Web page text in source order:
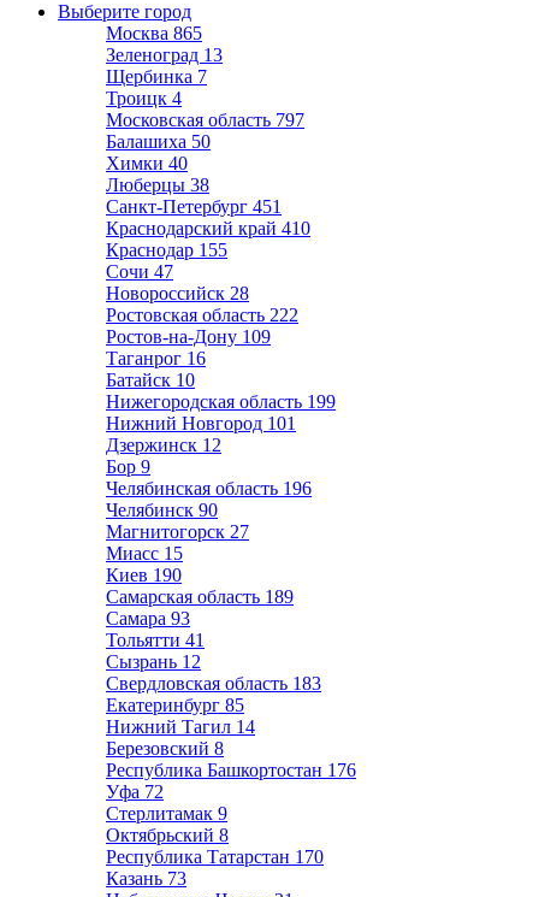
Выберите город
Москва 865
Зеленоград 13
Щербинка 7
Троицк 4
Московская область 797
Балашиха 50
Химки 40
Люберцы 38
Санкт-Петербург 451
Краснодарский край 410
Краснодар 155
Сочи 47
Новороссийск 28
Ростовская область 222
Ростов-на-Дону 109
Таганрог 16
Батайск 10
Нижегородская область 199
Нижний Новгород 101
Дзержинск 12
Бор 9
Челябинская область 196
Челябинск 90
Магнитогорск 27
Миасс 15
Киев 190
Самарская область 189
Самара 93
Тольятти 41
Сызрань 12
Свердловская область 183
Екатеринбург 85
Нижний Тагил 14
Березовский 8
Республика Башкортостан 176
Уфа 72
Стерлитамак 9
Октябрьский 8
Республика Татарстан 170
Казань 73